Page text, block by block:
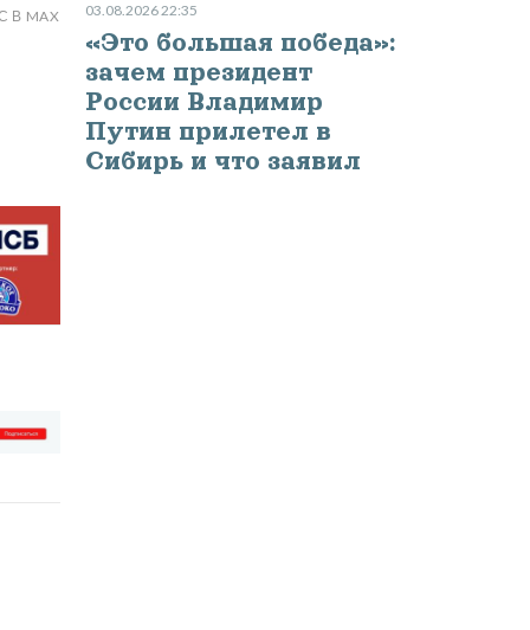
В MAX 03.08.2026 22:35
«Это большая победа»:
зачем президент
России Владимир
Путин прилетел в
Сибирь и что заявил